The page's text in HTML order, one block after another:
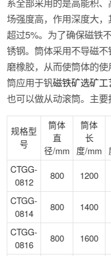
场强度高，作用深度大
超过5%。为了确保磁铁
锈钢。筒体采用不导磁
磨橡胶，从而使筒体的
筒应用于钒磁铁矿选矿工
也可以做从动滚筒。主要
规格型
号
筒体
直
径/mm
筒体
长
度/mm
CTGG-
0812
800 1200
CTGG-
0814
800 1400
CTGG-
0816
800 1600